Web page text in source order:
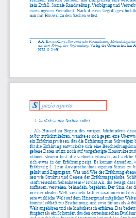
kein Zufall. Soziale Randstellung, Verfolgung und
erzwungenen  Fremdheit.  Nach  diesem
nun mit Husserl zu den Sachen selbst.
1       A.A.
HansEn-löVE , Der russische Formalismus.
aus dem Prinzip der Verfremdung, Verlag der Österreichischen
1978, S. 24 ff.
S pazio aperto
1. Zurück zu den Sachen selbst
Als  Husserl  zu  Beginn  des  vorigen  Jahrhunderts
selbst zurückzukehren, wandte er sich gegen eine
ein Erfahrungswissen, das die Erfahrung zum Schweigen
für die Erfahrung entwickelte sich eine
gebene Daten stützt, noch auf vorgefertigte Konstrukte
rithmen steuern lässt, die vielmehr erforscht, auf welche
sich  etwas  in  der  Erfahrung  zeigt.  Es  kommt  darauf  an,
Erfahrung  [...]  zur  Aussprache  ihres  eigenen  Sinnes  zu
gehalt und Zugangsart, Was und Wie der Erfahrung
nen wie Struktur und Genese der Erfahrungsgehalte.
«aufweisenden Sehenlassens»3 ist das Als, das besagt,
auffassen, verstehen, behandeln, begehren. Der Sinn, der
in einer idealen Welt, vielmehr fällt er zusammen mit der
sere wirkliche Welt auf dem Hintergrund möglicher
kommt leibhaft zur Erscheinung, und zwar für uns als
Welt angehören und sie kinästhetisch erfahren. Das
fungiert als ein Scharnier, das den cartesianischen